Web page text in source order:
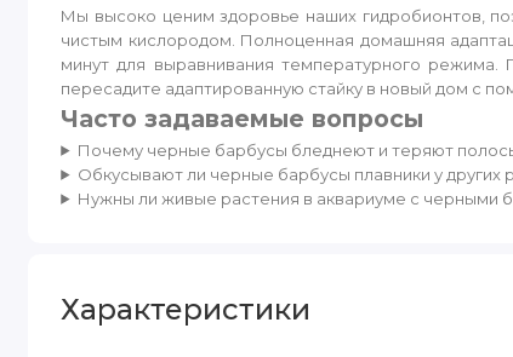
Мы высоко ценим здоровье наших гидробионтов,
чистым кислородом. Полноценная домашняя
минут для выравнивания температурного режима.
пересадите адаптированную стайку в новый дом с
Часто задаваемые вопросы
Почему черные барбусы бледнеют и теряют
Обкусывают ли черные барбусы плавники у других
Нужны ли живые растения в аквариуме с черными
Характеристики